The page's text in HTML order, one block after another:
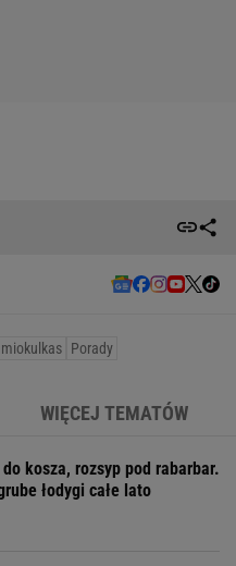
Porady
WIĘCEJ TEMATÓW
kosza, rozsyp pod rabarbar.
łodygi całe lato